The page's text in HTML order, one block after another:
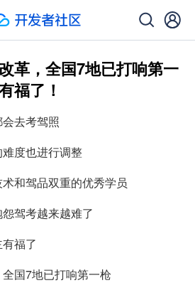
革，全国7地已打响第一
福了！
去考驾照
度也进行调整
和驾品双重的优秀学员
驾考越来越难了
福了
国7地已打响第一枪